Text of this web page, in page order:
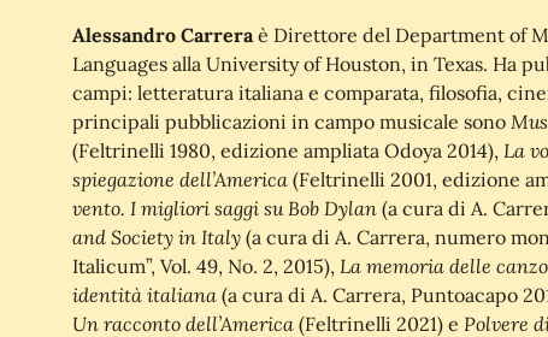
Alessandro Carrera è Direttore del Department of
Languages alla University of Houston, in Texas. Ha
campi: letteratura italiana e comparata, filosofia,
principali pubblicazioni in campo musicale sono
(Feltrinelli 1980, edizione ampliata Odoya 2014), La
spiegazione dell’America (Feltrinelli 2001, edizione
vento. I migliori saggi su Bob Dylan (a cura di A.
and Society in Italy (a cura di A. Carrera, numero
Italicum”, Vol. 49, No. 2, 2015), La memoria delle
identità italiana (a cura di A. Carrera, Puntoacapo
Un racconto dell’America (Feltrinelli 2021) e Polvere